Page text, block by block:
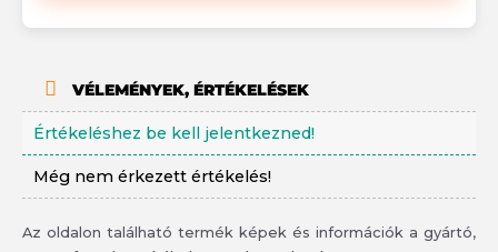
VÉLEMÉNYEK, ÉRTÉKELÉSEK
Értékeléshez be kell jelentkezned!
Még nem érkezett értékelés!
Az oldalon található termék képek és információk a gyártó,